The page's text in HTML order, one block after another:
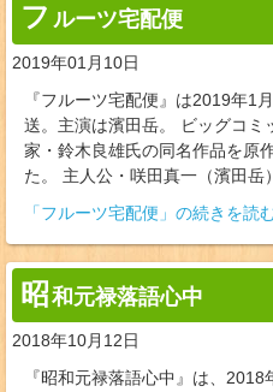
フ ルーツ宅配便
2019年01月10日
『フルーツ宅配便』は2019年1
送。主演は濱田岳。 ビッグコ
家・鈴木良雄氏の同名作品を原
た。 主人公・咲田真一（濱田岳
「フルーツ宅配便」の続きを読
昭和元禄落語心中
2018年10月12日
『昭和元禄落語心中』は、